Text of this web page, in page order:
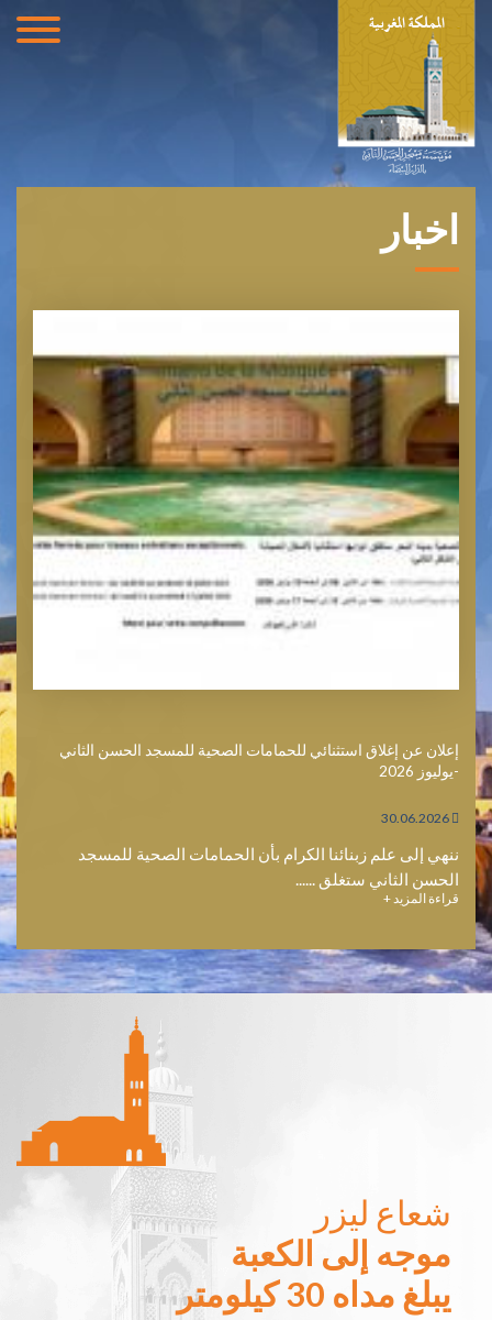
اخبار
إعلان عن إغلاق استثنائي للحمامات الصحية للمسجد الحسن الثاني
-يوليوز 2026
ننهي إلى علم زبنائنا الكرام بأن الحمامات الصحية للمسجد
الحسن الثاني ستغلق ......
قراءة المزيد +
في العالم
بعلو 200 متر
شعاع ليزر
موجه إلى الكعبة
يبلغ مداه 30 كيلومتر
تمتد على مساحة
2 هكتار